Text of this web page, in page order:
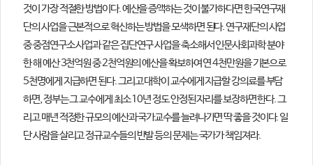
것이 가장 적절한 방법이다. 예산을 증액하는 것이 불가하다면 한국연구재
단의 사업을 근본적으로 혁신하는 방법을 모색하면 된다. 연구재단의 사업
중 중점연구소 사업과 같은 집단연구 사업을 축소해서 인문사회과학 분야
한 해 예산 3천억원 중 2천억원의 예산을 확보하여 연 4천만원을 기본으로
5천명에게 지급하면 된다. 그리고 대학이 교수에게 지급할 강의료를 부담
하면, 정부는 그 교수에게 최소 10년 정도 안정된 자리를 보장하면 한다. 그
리고 매년 적정한 규모의 예산과 국가교수를 늘려나가면 딱 좋을 것이다. 일
단 사람을 살리고 정규교수들의 반발 등의 문제는 국가가 책임져라.